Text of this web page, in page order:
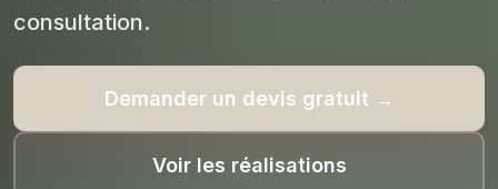
consultation.
Demander un devis gratuit →
Voir les réalisations